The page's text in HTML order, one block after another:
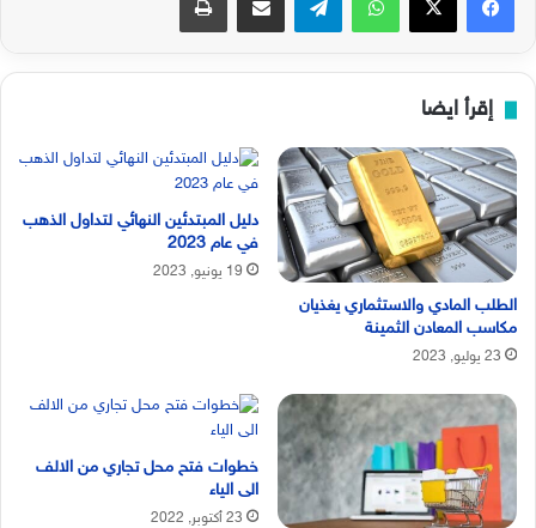
إقرأ ايضا
الطلب المادي والاستثماري يغذيان
مكاسب المعادن الثمينة
23 يوليو, 2023
دليل المبتدئين النهائي لتداول الذهب
في عام 2023
19 يونيو, 2023
خطوات فتح محل تجاري من الالف
الى الياء
23 أكتوبر, 2022